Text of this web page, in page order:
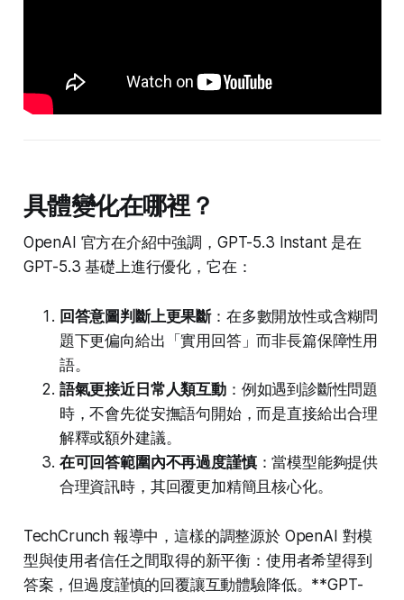
具體變化在哪裡？
OpenAI 官方在介紹中強調，GPT-5.3 Instant 是在
GPT-5.3 基礎上進行優化，它在：
回答意圖判斷上更果斷：在多數開放性或含糊問
題下更偏向給出「實用回答」而非長篇保障性用
語。
語氣更接近日常人類互動：例如遇到診斷性問題
時，不會先從安撫語句開始，而是直接給出合理
解釋或額外建議。
在可回答範圍內不再過度謹慎：當模型能夠提供
合理資訊時，其回覆更加精簡且核心化。
TechCrunch 報導中，這樣的調整源於 OpenAI 對模
型與使用者信任之間取得的新平衡：使用者希望得到
答案，但過度謹慎的回覆讓互動體驗降低。**GPT-